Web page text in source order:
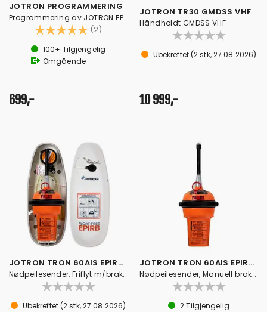
JOTRON PROGRAMMERING
Programmering av JOTRON EPIRB/PLB
Karakter: (2) 5.0 av 5 mulige
100+ Tilgjengelig
Omgående
699,-
JOTRON TR30 GMDSS VHF
Håndholdt GMDSS VHF
Ubekreftet(2stk,27.08.2026)
10 999,-
JOTRON TRON 60AIS EPIRB Friflyt
Nødpeilesender, Friflyt m/brakett
Ubekreftet(2stk,27.08.2026)
JOTRON TRON 60AIS EPIRB Manuell
Nødpeilesender, Manuell brakett
2Tilgjengelig